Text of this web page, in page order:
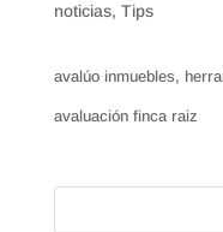
noticias, Tips
avalúo inmuebles,
avaluación finca raiz